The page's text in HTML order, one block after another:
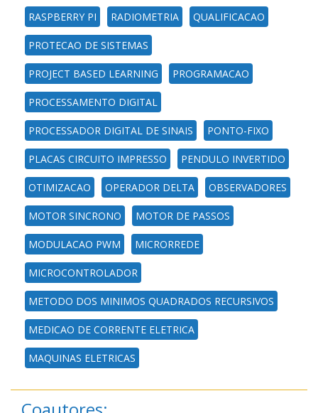
RASPBERRY PI RADIOMETRIA QUALIFICACAO
PROTECAO DE SISTEMAS
PROJECT BASED LEARNING PROGRAMACAO
PROCESSAMENTO DIGITAL
PROCESSADOR DIGITAL DE SINAIS PONTO-FIXO
PLACAS CIRCUITO IMPRESSO PENDULO INVERTIDO
OTIMIZACAO OPERADOR DELTA OBSERVADORES
MOTOR SINCRONO MOTOR DE PASSOS
MODULACAO PWM MICRORREDE
MICROCONTROLADOR
METODO DOS MINIMOS QUADRADOS RECURSIVOS
MEDICAO DE CORRENTE ELETRICA
MAQUINAS ELETRICAS